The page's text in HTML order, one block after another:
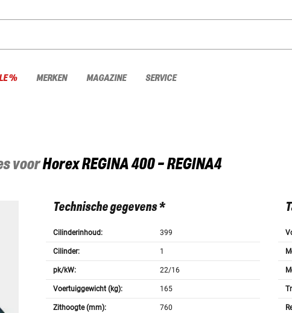
% MERKEN MAGAZINE SERVICE
voorHorexREGINA 400 - REGINA4
Technische gegevens *
Cilinderinhoud: 399
Cilinder: 1
pk/kW: 22/16
Voertuiggewicht (kg): 165
Zithoogte (mm): 760